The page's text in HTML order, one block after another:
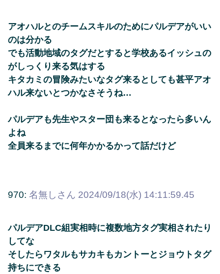
アオハルとのチームスキルのためにパルデアがいい
のは分かる
でも活動地域のタグだとすると学校あるイッシュの
がしっくり来る気はする
キタカミの冒険みたいなタグ来るとしても甚平アオ
ハル来ないとつかなさそうね…
パルデアも先生やスター団も来るとなったら多いん
よね
全員来るまでに何年かかるかって話だけど
970: 名無しさん 2024/09/18(水) 14:11:59.45
パルデアDLC組実相時に複数地方タグ実相されたり
してな
そしたらワタルもサカキもカントーとジョウトタグ
持ちにできる